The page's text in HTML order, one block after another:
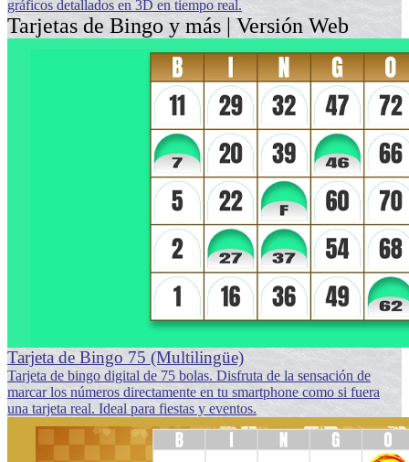
gráficos detallados en 3D en tiempo real.
Tarjetas de Bingo y más | Versión Web
Tarjeta de Bingo 75 (Multilingüe)
Tarjeta de bingo digital de 75 bolas. Disfruta de la sensación de
marcar los números directamente en tu smartphone como si fuera
una tarjeta real. Ideal para fiestas y eventos.